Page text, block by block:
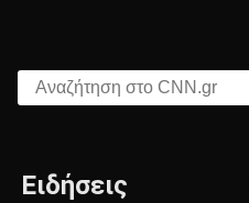
Αναζήτηση στο CNN.gr
Ειδήσεις